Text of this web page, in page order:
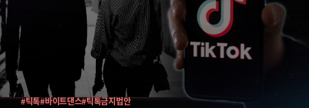
#틱톡#바이트댄스#틱톡금지법안